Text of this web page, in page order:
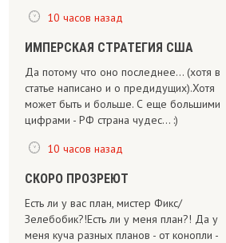
10 часов назад
ИМПЕРСКАЯ СТРАТЕГИЯ США
Да потому что оно последнее... (хотя в
статье написано и о предидущих).Хотя
может быть и больше. С еще большими
цифрами - РФ страна чудес... :)
10 часов назад
СКОРО ПРОЗРЕЮТ
Есть ли у вас план, мистер Фикс/
Зелебобик?!Есть ли у меня план?! Да у
меня куча разных планов - от конопли -